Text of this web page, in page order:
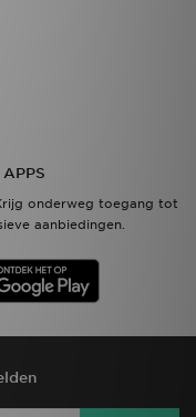
onderweg toegang tot
aanbiedingen.